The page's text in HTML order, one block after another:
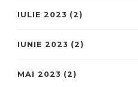
IULIE 2023 (2)
IUNIE 2023 (2)
MAI 2023 (2)